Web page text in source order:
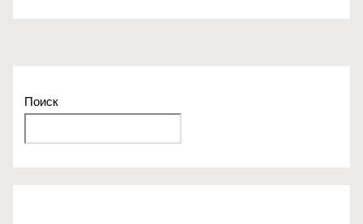
Поиск